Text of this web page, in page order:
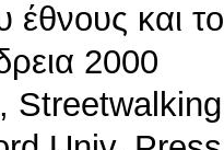
έθνους
2000